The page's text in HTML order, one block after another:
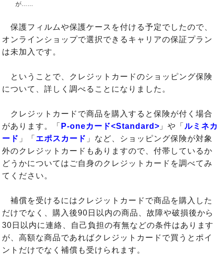
が……
保護フィルムや保護ケースを付ける予定でしたので、
オンラインショップで選択できるキャリアの保証プラン
は未加入です。
ということで、クレジットカードのショッピング保険
について、詳しく調べることになりました。
クレジットカードで商品を購入すると保険が付く場合
があります。「 P-oneカード<Standard> 」や「 ルミネカ
ード 」「 エポスカード 」など、ショッピング保険が対象
外のクレジットカードもありますので、付帯しているか
どうかについてはご自身のクレジットカードを調べてみ
てください。
補償を受けるにはクレジットカードで商品を購入した
だけでなく、購入後90日以内の商品、故障や破損後から
30日以内に連絡、自己負担の有無などの条件はあります
が、高額な商品であればクレジットカードで買うとポイ
ントだけでなく補償も受けられます。